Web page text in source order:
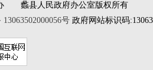
蠡县人民政府办公室版权所有
号 政府网站标识码